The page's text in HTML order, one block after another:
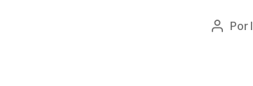
Autor
Por